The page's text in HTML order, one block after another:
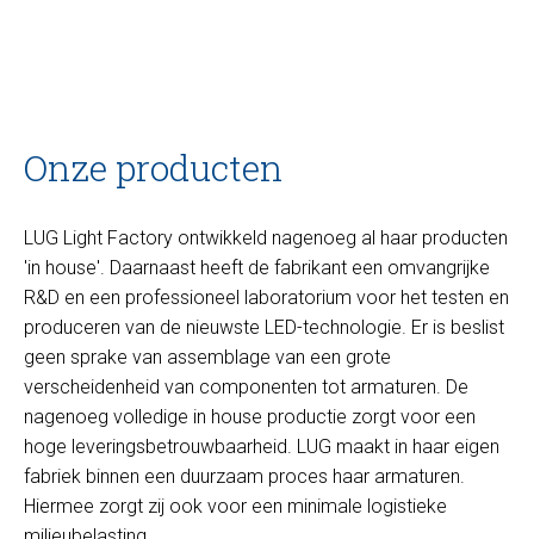
Onze producten
LUG Light Factory ontwikkeld nagenoeg al haar producten
'in house'. Daarnaast heeft de fabrikant een omvangrijke
R&D en een professioneel laboratorium voor het testen en
produceren van de nieuwste LED-technologie. Er is beslist
geen sprake van assemblage van een grote
verscheidenheid van componenten tot armaturen. De
nagenoeg volledige in house productie zorgt voor een
hoge leveringsbetrouwbaarheid. LUG maakt in haar eigen
fabriek binnen een duurzaam proces haar armaturen.
Hiermee zorgt zij ook voor een minimale logistieke